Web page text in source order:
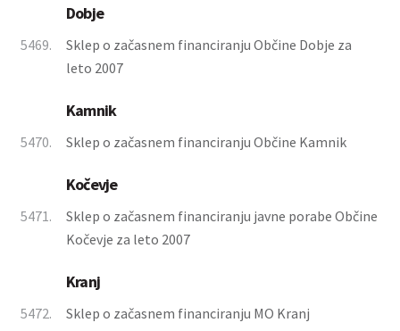
Dobje
5469.
Sklep o začasnem financiranju Občine Dobje za
leto 2007
Kamnik
5470. Sklep o začasnem financiranju Občine Kamnik
Kočevje
5471.
Sklep o začasnem financiranju javne porabe Občine
Kočevje za leto 2007
Kranj
5472. Sklep o začasnem financiranju MO Kranj